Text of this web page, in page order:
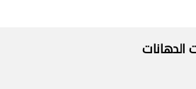
الدهانات